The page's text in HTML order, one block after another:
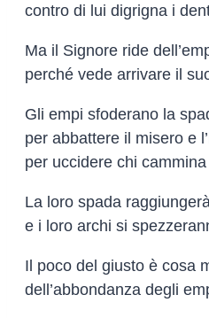
contro di lui digrigna i
Ma il Signore ride
perché vede arrivare il
Gli empi sfoderano la
per abbattere il misero e
per uccidere chi
La loro spada
e i loro archi si
Il poco del giusto è cosa
dell’abbondanza degli